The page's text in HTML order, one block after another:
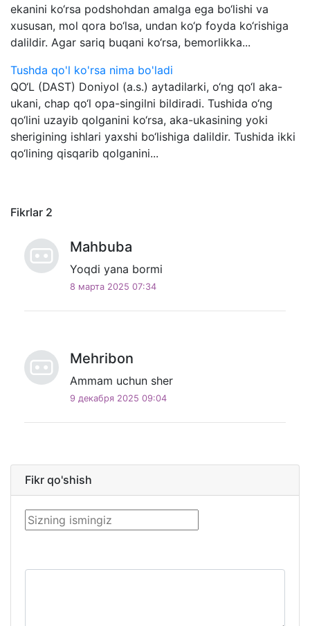
ekanini ko‘rsa podshohdan amalga ega bo‘lishi va
xususan, mol qora bo‘lsa, undan ko‘p foyda ko‘rishiga
dalildir. Agar sariq buqani ko‘rsa, bemorlikka...
Tushda qo'l ko'rsa nima bo'ladi
QO‘L (DAST) Doniyol (a.s.) aytadilarki, o‘ng qo‘l aka-
ukani, chap qo‘l opa-singilni bildiradi. Tushida o‘ng
qo‘lini uzayib qolganini ko‘rsa, aka-ukasining yoki
sherigining ishlari yaxshi bo‘lishiga dalildir. Tushida ikki
qo‘lining qisqarib qolganini...
Fikrlar 2
Mahbuba
Yoqdi yana bormi
8 марта 2025 07:34
Mehribon
Ammam uchun sher
9 декабря 2025 09:04
Fikr qo'shish